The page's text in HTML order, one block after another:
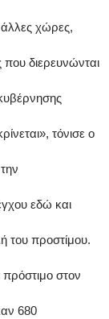
άλλες χώρες,
διερευνώνται
τόνισε ο
εδώ και
του προστίμου.
στον
680